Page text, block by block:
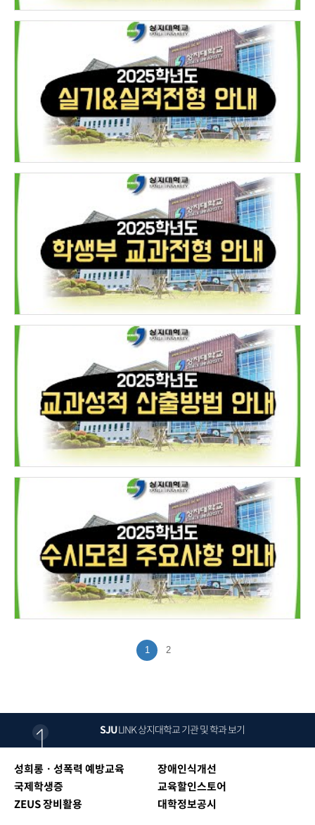
1 2
SJULINK상지대학교 기관 및 학과 보기
성희롱ㆍ성폭력 예방교육
장애인식개선
국제학생증
교육할인스토어
ZEUS 장비활용
대학정보공시